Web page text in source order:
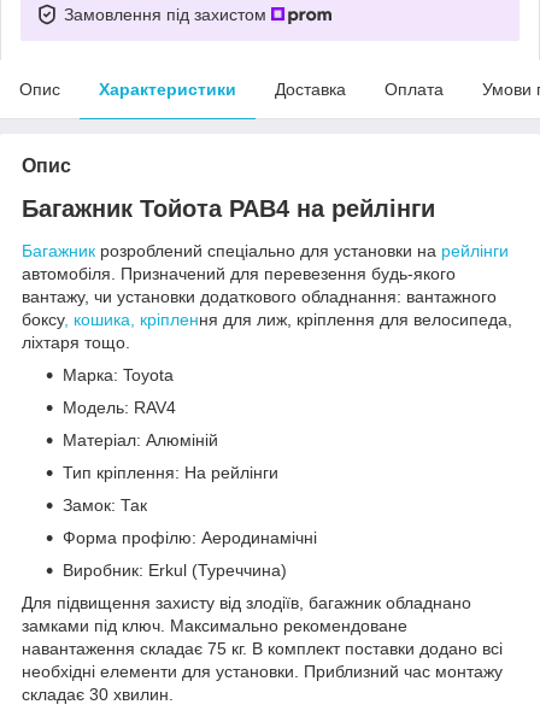
Замовлення під захистом
Опис Характеристики Доставка Оплата Умови
Опис
Багажник Тойота РАВ4 на рейлінги
Багажник розроблений спеціально для установки на рейлінги
автомобіля. Призначений для перевезення будь-якого
вантажу, чи установки додаткового обладнання: вантажного
боксу, кошика, кріплення для лиж, кріплення для велосипеда,
ліхтаря тощо.
Марка: Toyota
Модель: RAV4
Матеріал: Алюміній
Тип кріплення: На рейлінги
Замок: Так
Форма профілю: Аеродинамічні
Виробник: Erkul (Туреччина)
Для підвищення захисту від злодіїв, багажник обладнано
замками під ключ. Максимально рекомендоване
навантаження складає 75 кг. В комплект поставки додано всі
необхідні елементи для установки. Приблизний час монтажу
складає 30 хвилин.